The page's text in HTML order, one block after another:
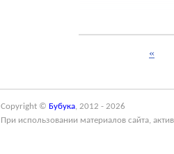
«
Copyright © Бубука, 2012 - 2026
При использовании материалов сайта,